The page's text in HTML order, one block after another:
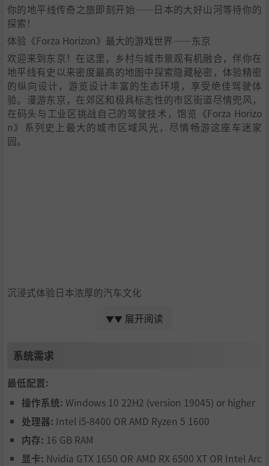
你的地平线传奇之旅即刻开始——日本的大好山河等待你的
探索！
体验《Forza Horizon》最大的游戏世界——东京
欢迎来到东京！在这里，乡村与城市景观有机融合，伴你在
地平线有史以来密度最高的地图中探索隐藏秘密，体验精密
的纵向设计，游览设计丰富的生态环境，享受绝佳驾驶体
验。漫游东京，在郊区和极具标志性的市区街道尽情兜风，
在码头与工业区挑战自己的驾驶技术，饱览《Forza Horizo
n》系列史上最大的城市区域风光，尽情畅游这座车迷家
园。
沉浸式体验日本浓厚的汽车文化
丝热捧的 JDM 经典车型。车辆配备精致引擎声浪与全面更新
过程中，你还有机会收集带有极限改装的极限竞速特别版车
辆、寻获可供试驾和购买的稀有改装车辆。你将在名利双收
的赛车之旅中遇到各位地平线嘉年华传奇、参与峠道赛，体
▼▼ 展开阅读
系统需求
最低配置:
操作系统: Windows 10 22H2 (version 19045) or higher
处理器: Intel i5-8400 OR AMD Ryzen 5 1600
内存: 16 GB RAM
显卡: Nvidia GTX 1650 OR AMD RX 6500 XT OR Intel Arc